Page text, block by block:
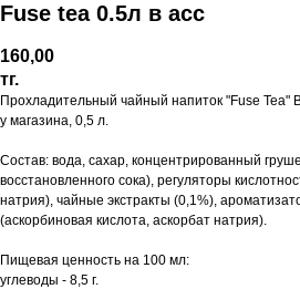
Fuse tea 0.5л в асс
160,00
тг.
Прохладительный чайный напиток "Fuse Tea"
у магазина, 0,5 л.
Состав: вода, сахар, концентрированный
восстановленного сока), регуляторы
натрия), чайные экстракты (0,1%),
(аскорбиновая кислота, аскорбат натрия).
Пищевая ценность на 100 мл:
углеводы - 8,5 г.